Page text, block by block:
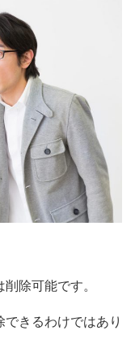
除可能です。
きるわけではあり